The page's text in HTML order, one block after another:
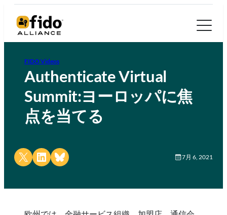
FIDO Videos
Authenticate Virtual
Summit:ヨーロッパに焦
点を当てる
Share on X Share on LinkedIn
Share on Bluesky 7月 6, 2021